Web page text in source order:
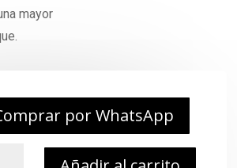
mayor
por WhatsApp